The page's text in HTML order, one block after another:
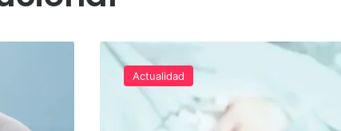
Hoy
Colombia:Actualidad